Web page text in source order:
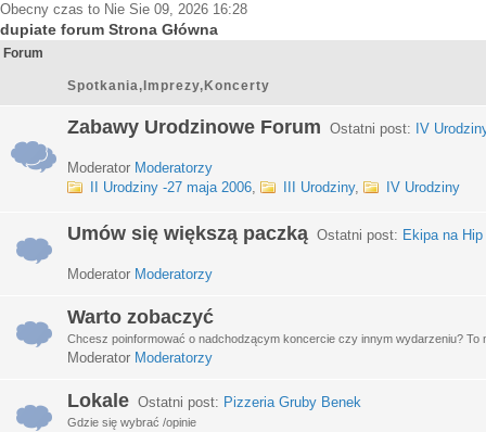
Obecny czas to Nie Sie 09, 2026 16:28
dupiate forum Strona Główna
Forum
Spotkania,Imprezy,Koncerty
Zabawy Urodzinowe Forum Ostatni post: IV
Moderator Moderatorzy
II Urodziny -27 maja 2006, III Urodziny, IV Urodziny
Umów się większą paczką Ostatni post: Ekipa na
Moderator Moderatorzy
Warto zobaczyć
Chcesz poinformować o nadchodzącym koncercie czy innym wydarzeniu? To
Moderator Moderatorzy
Lokale Ostatni post: Pizzeria Gruby Benek
Gdzie się wybrać /opinie